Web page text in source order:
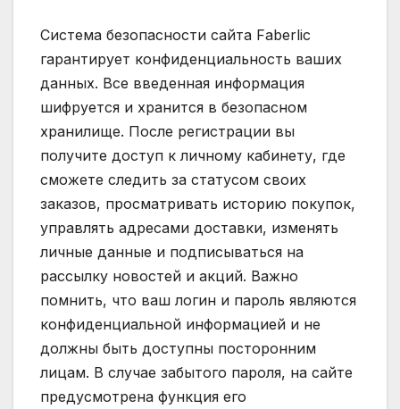
Система безопасности сайта Faberlic
гарантирует конфиденциальность ваших
данных. Все введенная информация
шифруется и хранится в безопасном
хранилище. После регистрации вы
получите доступ к личному кабинету, где
сможете следить за статусом своих
заказов, просматривать историю покупок,
управлять адресами доставки, изменять
личные данные и подписываться на
рассылку новостей и акций. Важно
помнить, что ваш логин и пароль являются
конфиденциальной информацией и не
должны быть доступны посторонним
лицам. В случае забытого пароля, на сайте
предусмотрена функция его